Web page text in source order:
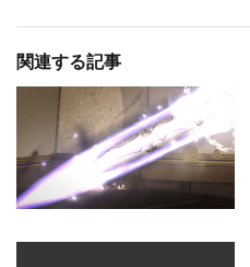
関連する記事